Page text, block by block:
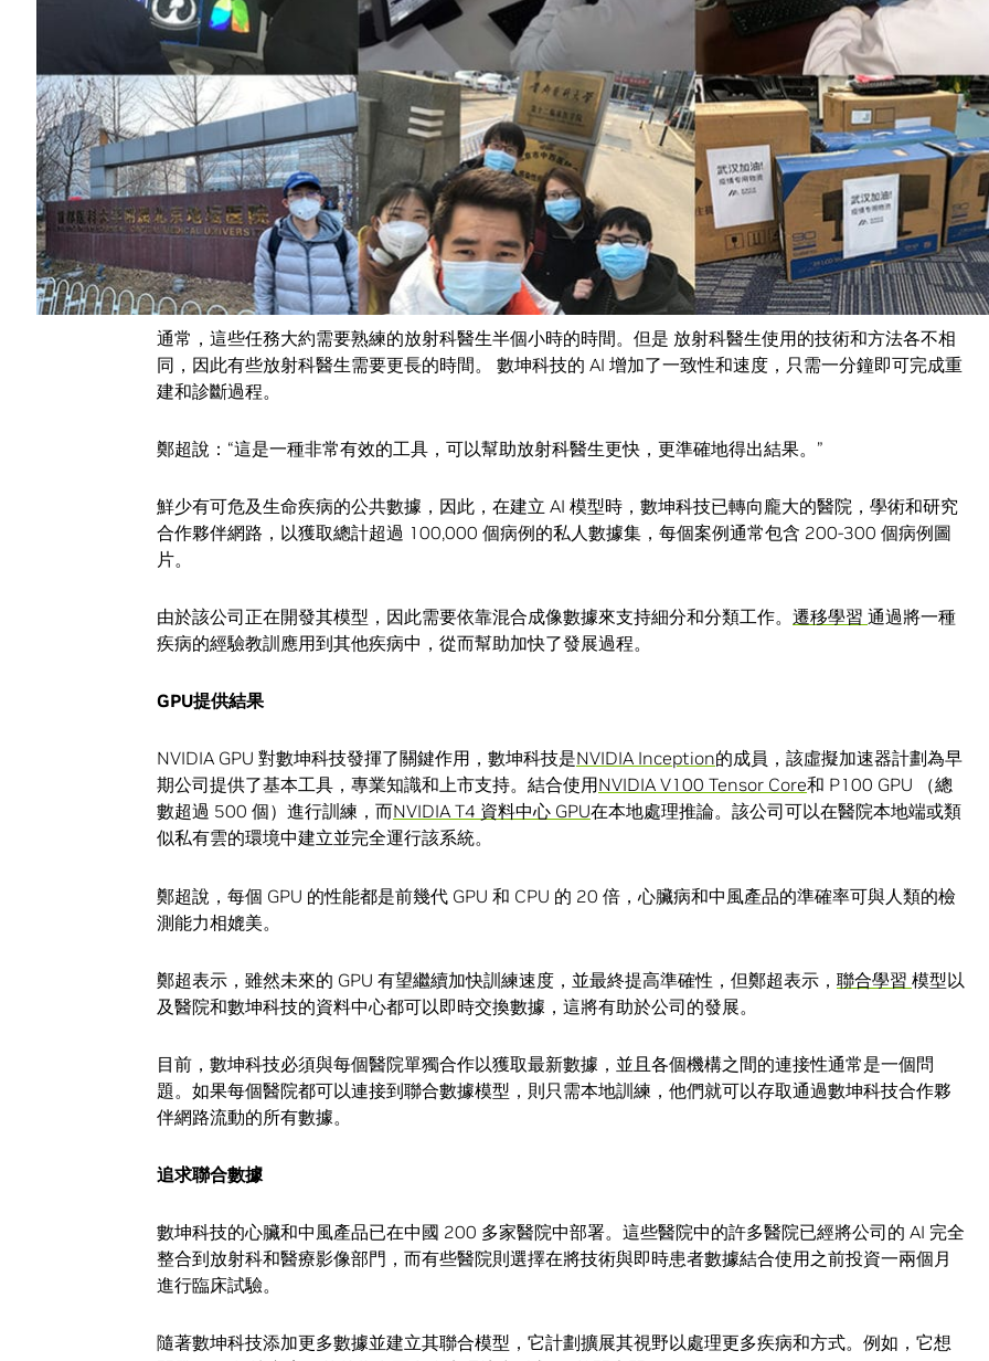
習，該系統將變得更加準確。
鄭超表示，由 NVIDIA GPU 助力的該系統非常有效，現在數坤科技正在努力加強該系統，以供其他許多
詢問使用該系統的國家使用。
超級放射科醫生
在創建 Lung Doc 之前，這家成立三年的公司推出了兩套針對心臟病和中風的產品。本質上，數坤科技
的技術有非常具體且有價值的功能：縮短放射線醫師用於重建和分析 2D 和 3D 影像的時間，並根據他們
的發現進行診斷。
通常，這些任務大約需要熟練的放射科醫生半個小時的時間。但是 放射科醫生使用的技術和方法各不相
同，因此有些放射科醫生需要更長的時間。 數坤科技的 AI 增加了一致性和速度，只需一分鐘即可完成重
建和診斷過程。
鄭超說：“這是一種非常有效的工具，可以幫助放射科醫生更快，更準確地得出結果。”
鮮少有可危及生命疾病的公共數據，因此，在建立 AI 模型時，數坤科技已轉向龐大的醫院，學術和研究
合作夥伴網路，以獲取總計超過 100,000 個病例的私人數據集，每個案例通常包含 200-300 個病例圖
片。
由於該公司正在開發其模型，因此需要依靠混合成像數據來支持細分和分類工作。 遷移學習 通過將一種
疾病的經驗教訓應用到其他疾病中，從而幫助加快了發展過程。
GPU提供結果
NVIDIA GPU 對數坤科技發揮了關鍵作用，數坤科技是NVIDIA Inception的成員，該虛擬加速器計劃為早
期公司提供了基本工具，專業知識和上市支持。結合使用NVIDIA V100 Tensor Core和 P100 GPU （總
數超過 500 個）進行訓練，而NVIDIA T4 資料中心 GPU在本地處理推論。該公司可以在醫院本地端或類
似私有雲的環境中建立並完全運行該系統。
鄭超說，每個 GPU 的性能都是前幾代 GPU 和 CPU 的 20 倍，心臟病和中風產品的準確率可與人類的檢
測能力相媲美。
鄭超表示，雖然未來的 GPU 有望繼續加快訓練速度，並最終提高準確性，但鄭超表示， 聯合學習 模型以
及醫院和數坤科技的資料中心都可以即時交換數據，這將有助於公司的發展。
目前，數坤科技必須與每個醫院單獨合作以獲取最新數據，並且各個機構之間的連接性通常是一個問
題。如果每個醫院都可以連接到聯合數據模型，則只需本地訓練，他們就可以存取通過數坤科技合作夥
伴網路流動的所有數據。
追求聯合數據
數坤科技的心臟和中風產品已在中國 200 多家醫院中部署。這些醫院中的許多醫院已經將公司的 AI 完全
整合到放射科和醫療影像部門，而有些醫院則選擇在將技術與即時患者數據結合使用之前投資一兩個月
進行臨床試驗。
隨著數坤科技添加更多數據並建立其聯合模型，它計劃擴展其視野以處理更多疾病和方式。例如，它想